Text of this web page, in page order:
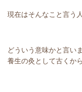
現在はそんなこと言う
どういう意味かと言い
養生の灸として古くか